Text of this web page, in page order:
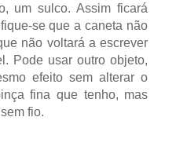
um sulco. Assim ficará
se que a caneta não
não voltará a escrever
Pode usar outro objeto,
efeito sem alterar o
fina que tenho, mas
fio.